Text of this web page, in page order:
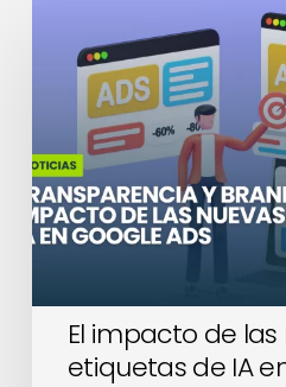
nuevas
etiquetas
de
IA
en
Ads
El impacto de
etiquetas de IA